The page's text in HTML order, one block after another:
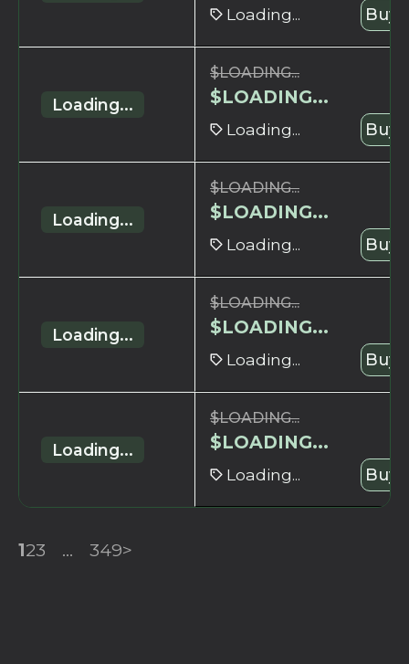
Loading... Buy
Loading...
$LOADING...
$LOADING...
Loading... Buy
Loading...
$LOADING...
$LOADING...
Loading... Buy
Loading...
$LOADING...
$LOADING...
Loading... Buy
Loading...
$LOADING...
$LOADING...
Loading... Buy
123 ... 349>